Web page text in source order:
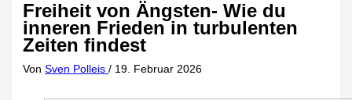
Freiheit von Ängsten- Wie du
inneren Frieden in turbulenten
Zeiten findest
VonSven Polleis/ 19. Februar 2026